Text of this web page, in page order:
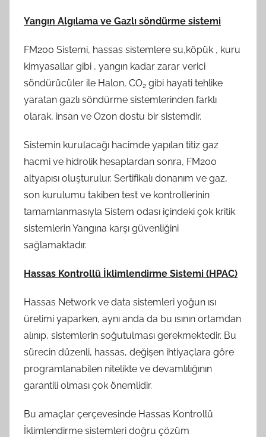
Yangın Algılama ve Gazlı söndürme sistemi
FM200 Sistemi, hassas sistemlere su,köpük , kuru
kimyasallar gibi , yangın kadar zarar verici
söndürücüler ile Halon, CO2 gibi hayati tehlike
yaratan gazlı söndürme sistemlerinden farklı
olarak, insan ve Ozon dostu bir sistemdir.
Sistemin kurulacağı hacimde yapılan titiz gaz
hacmi ve hidrolik hesaplardan sonra, FM200
altyapısı oluşturulur. Sertifikalı donanım ve gaz,
son kurulumu takiben test ve kontrollerinin
tamamlanmasıyla Sistem odası içindeki çok kritik
sistemlerin Yangına karşı güvenliğini
sağlamaktadır.
Hassas Kontrollü İklimlendirme Sistemi (HPAC)
Hassas Network ve data sistemleri yoğun ısı
üretimi yaparken, aynı anda da bu ısının ortamdan
alınıp, sistemlerin soğutulması gerekmektedir. Bu
sürecin düzenli, hassas, değişen ihtiyaçlara göre
programlanabilen nitelikte ve devamlılığının
garantili olması çok önemlidir.
Bu amaçlar çerçevesinde Hassas Kontrollü
İklimlendirme sistemleri doğru çözüm